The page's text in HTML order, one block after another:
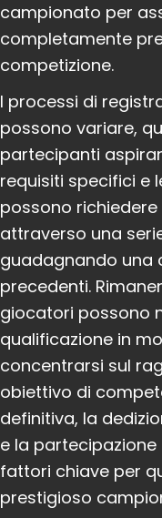
campionato per
completamente
competizione.
I processi di
possono variare,
partecipanti
requisiti specifici e
possono
attraverso una
guadagnando una
precedenti.
giocatori possono
qualificazione in
concentrarsi sul
obiettivo di
definitiva, la
e la
fattori chiave per
prestigioso